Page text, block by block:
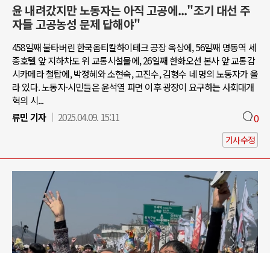
윤 내려갔지만 노동자는 아직 고공에..."조기 대선 주
자들 고공농성 문제 답해야"
458일째 불타버린 한국옵티칼하이테크 공장 옥상에, 56일째 명동역 세
종호텔 앞 지하차도 위 교통시설물에, 26일째 한화오션 본사 앞 교통감
시카메라 철탑에, 박정혜와 소현숙, 고진수, 김형수 네 명의 노동자가 올
라 있다. 노동자·시민들은 윤석열 파면 이후 광장이 요구하는 사회대개
혁의 시...
류민 기자
2025.04.09. 15:11 0
기사수정